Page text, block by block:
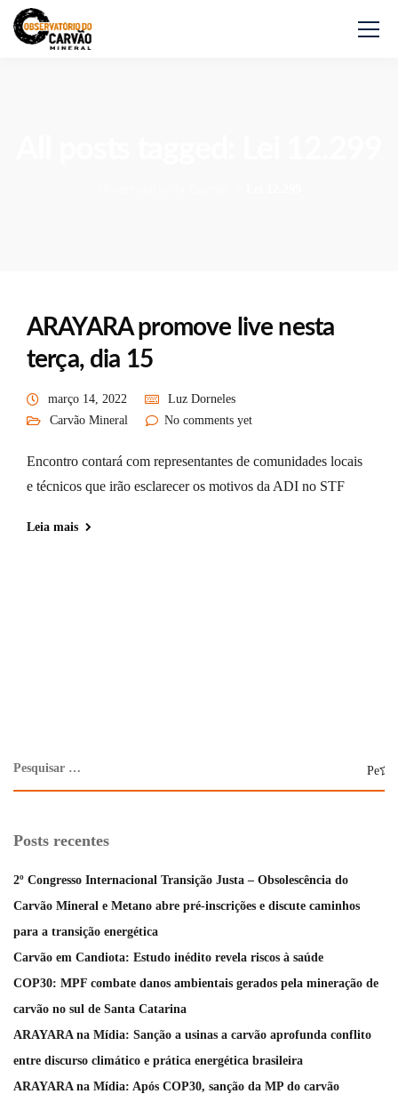
ARAYARA promove live nesta
terça, dia 15
março 14, 2022
Luz Dorneles
Carvão Mineral
No comments yet
Encontro contará com representantes de comunidades locais
e técnicos que irão esclarecer os motivos da ADI no STF
Leia mais
Posts recentes
2º Congresso Internacional Transição Justa – Obsolescência do
Carvão Mineral e Metano abre pré-inscrições e discute caminhos
para a transição energética
Carvão em Candiota: Estudo inédito revela riscos à saúde
COP30: MPF combate danos ambientais gerados pela mineração de
carvão no sul de Santa Catarina
ARAYARA na Mídia: Sanção a usinas a carvão aprofunda conflito
entre discurso climático e prática energética brasileira
ARAYARA na Mídia: Após COP30, sanção da MP do carvão